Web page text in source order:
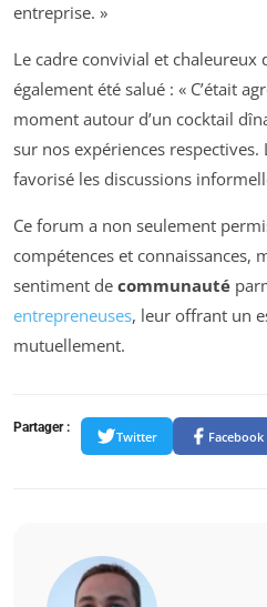
entreprise. »
Le cadre convivial et chaleureux
également été salué : « C’était
moment autour d’un cocktail
sur nos expériences
favorisé les discussions
Ce forum a non seulement
compétences et connaissances,
sentiment de communauté
entrepreneuses, leur offrant un
mutuellement.
Partager :
Twitter Facebook